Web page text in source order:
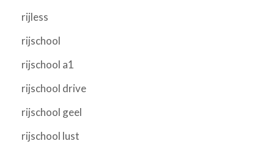
rijless
rijschool
rijschool a1
rijschool drive
rijschool geel
rijschool lust